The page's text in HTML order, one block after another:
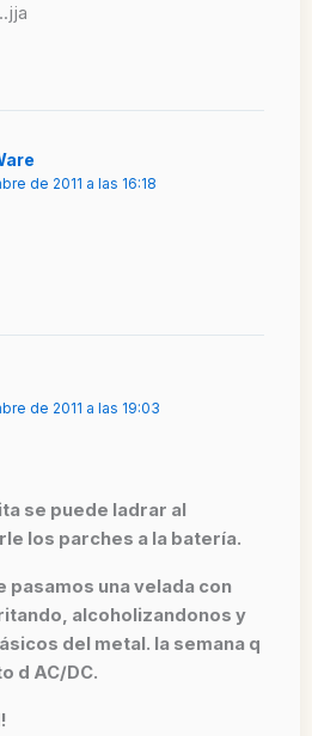
de 2011 a las 16:18
de 2011 a las 19:03
se puede ladrar al
los parches a la batería.
pasamos una velada con
alcoholizandonos y
del metal. la semana q
d AC/DC.